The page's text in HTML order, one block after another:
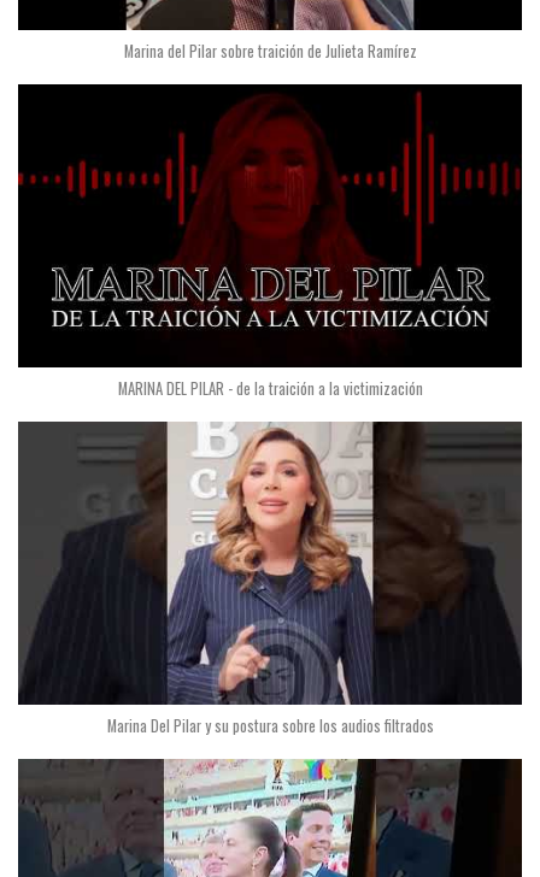
Marina del Pilar sobre traición de Julieta Ramírez
MARINA DEL PILAR - de la traición a la victimización
Marina Del Pilar y su postura sobre los audios filtrados